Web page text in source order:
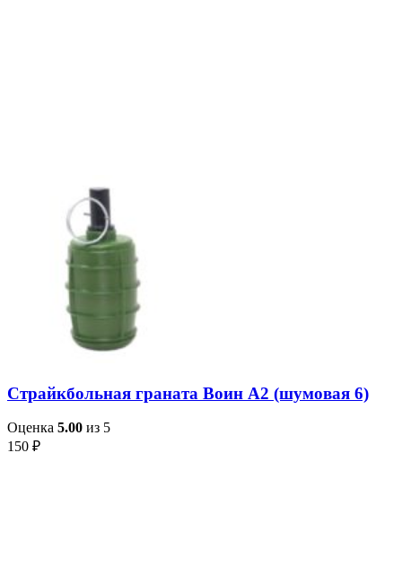
Страйкбольная граната Воин А2 (шумовая 6)
Оценка 5.00 из 5
150 ₽